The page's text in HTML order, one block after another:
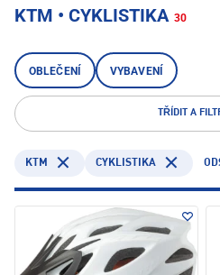
KTM • CYKLISTIKA 30
OBLEČENÍ VYBAVENÍ
TŘÍDIT A
KTM CYKLISTIKA